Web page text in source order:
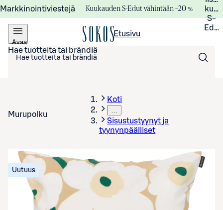
Markkinointiviestejä Kuukauden S-Edut vähintään –20 %
S-
Avaa
valikko
Etusivu
Hae tuotteita tai brändiä
Murupolku
Koti
…
Sisustustyynyt ja
tyynynpäälliset
Uutuus